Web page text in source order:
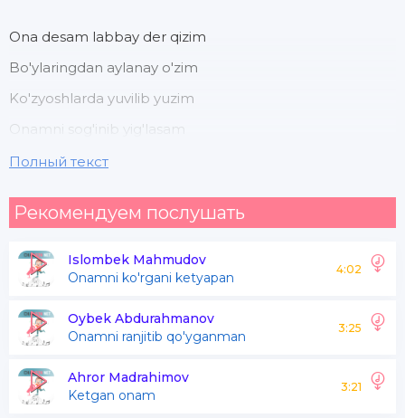
Ona desam labbay der qizim
Bo'ylaringdan aylanay o'zim
Ko'zyoshlarda yuvilib yuzim
Onamni sog'inib yig'lasam
Yo'qotgan davlatim onama
Ox mening jannatim onama
Qiyin bo'ldi sizsiz yashamoq
Qadami hikmatim onama
Yo'qotgan davlatim onama
Ox mening jannatim onama
Полный текст
Рекомендуем послушать
Islombek Mahmudov
Onamni ko'rgani ketyapan
4:02
Oybek Abdurahmanov
Onamni ranjitib qo'yganman
3:25
Ahror Madrahimov
Ketgan onam
3:21